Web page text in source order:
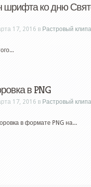
шрифта ко дню
17, 2016 в Растровый
в PNG
17, 2016 в Растровый
в формате PNG на...